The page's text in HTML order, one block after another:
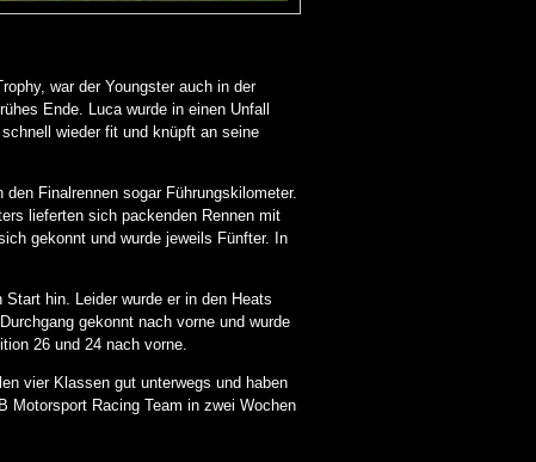
war der Youngster auch in der
Ende. Luca wurde in einen Unfall
wieder fit und knüpft an seine
Finalrennen sogar Führungskilometer.
lieferten sich packenden Rennen mit
gekonnt und wurde jeweils Fünfter. In
hin. Leider wurde er in den Heats
gekonnt nach vorne und wurde
26 und 24 nach vorne.
vier Klassen gut unterwegs und haben
Motorsport Racing Team in zwei Wochen